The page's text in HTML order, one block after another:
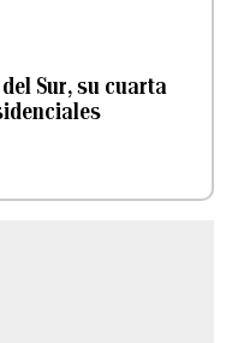
Sur, su cuarta